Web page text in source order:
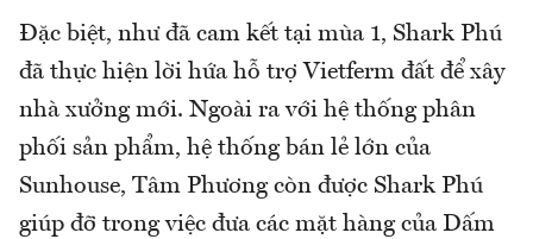
Đặc biệt, như đã cam kết tại mùa 1, Shark Phú
đã thực hiện lời hứa hỗ trợ Vietferm đất để xây
nhà xưởng mới. Ngoài ra với hệ thống phân
phối sản phẩm, hệ thống bán lẻ lớn của
Sunhouse, Tâm Phương còn được Shark Phú
giúp đỡ trong việc đưa các mặt hàng của Dấm